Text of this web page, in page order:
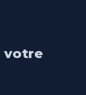
votre